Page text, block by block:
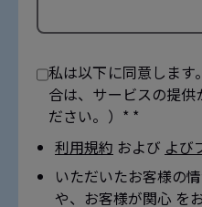
私は以下に同意します
合は、サービスの提供
ださい。）* *
利用規約 および よび
いただいたお客様の
や、お客様が関心 を